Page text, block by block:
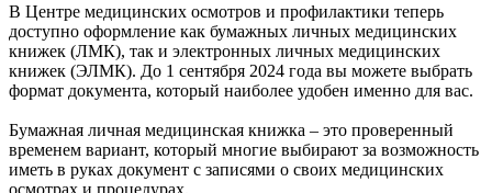
В Центре медицинских осмотров и профилактики теперь
доступно оформление как бумажных личных медицинских
книжек (ЛМК), так и электронных личных медицинских
книжек (ЭЛМК). До 1 сентября 2024 года вы можете выбрать
формат документа, который наиболее удобен именно для вас.
Бумажная личная медицинская книжка – это проверенный
временем вариант, который многие выбирают за возможность
иметь в руках документ с записями о своих медицинских
осмотрах и процедурах.